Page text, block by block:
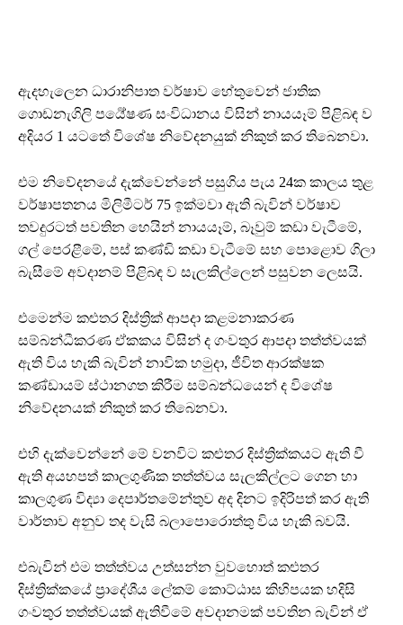
ඇදහැලෙන ධාරානිපාත වර්ෂාව හේතුවෙන් ජාතික
ගොඩනැගිලි පර්‍යේෂණ සංවිධානය විසින් නායයෑම් පිළිබඳ ව
අදියර 1 යටතේ විශේෂ නිවේදනයුක් නිකුත් කර තිබෙනවා.
එම නිවේදනයේ දැක්වෙන්නේ පසුගිය පැය 24ක කාලය තුළ
වර්ෂාපතනය මිලිමීටර් 75 ඉක්මවා ඇති බැවින් වර්ෂාව
තවදුරටත් පවතින හෙයින් නායයෑම්, බෑවුම් කඩා වැටීමේ,
ගල් පෙරළීමේ, පස් කණ්ඩි කඩා වැටීමේ සහ පොළොව ගිලා
බැසීමේ අවදානම් පිළිබඳ ව සැලකිල්ලෙන් පසුවන ලෙසයි.
එමෙන්ම කළුතර දිස්ත්‍රික් ආපදා කළමනාකරණ
සම්බන්ධීකරණ ඒකකය විසින් ද ගංවතුර ආපදා තත්ත්වයක්
ඇති විය හැකි බැවින් නාවික හමුදා, ජීවිත ආරක්ෂක
කණ්ඩායම් ස්ථානගත කිරීම සම්බන්ධයෙන් ද විශේෂ
නිවේදනයක් නිකුත් කර තිබෙනවා.
එහි දැක්වෙන්නේ මේ වනවිට කළුතර දිස්ත්‍රික්කයට ඇති වී
ඇති අයහපත් කාලගුණික තත්ත්වය සැලකිල්ලට ගෙන හා
කාලගුණ විද්‍යා දෙපාර්තමේන්තුව අද දිනට ඉදිරිපත් කර ඇති
වාර්තාව අනුව තද වැසි බලාපොරොත්තු විය හැකි බවයි.
එබැවින් එම තත්ත්වය උත්සන්න වුවහොත් කළුතර
දිස්ත්‍රික්කයේ ප්‍රාදේශීය ලේකම් කොට්ඨාස කිහිපයක හදිසි
ගංවතුර තත්ත්වයක් ඇතිවීමේ අවදානමක් පවතින බැවින් ඒ